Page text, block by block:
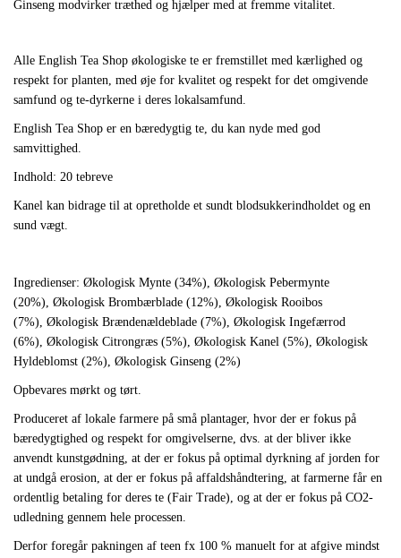
Ginseng modvirker træthed og hjælper med at fremme vitalitet.
Alle English Tea Shop økologiske te er fremstillet med kærlighed og
respekt for planten, med øje for kvalitet og respekt for det omgivende
samfund og te-dyrkerne i deres lokalsamfund.
English Tea Shop er en bæredygtig te, du kan nyde med god
samvittighed.
Indhold: 20 tebreve
Kanel kan bidrage til at opretholde et sundt blodsukkerindholdet og en
sund vægt.
Ingredienser: Økologisk Mynte (34%), Økologisk Pebermynte
(20%), Økologisk Brombærblade (12%), Økologisk Rooibos
(7%), Økologisk Brændenældeblade (7%), Økologisk Ingefærrod
(6%), Økologisk Citrongræs (5%), Økologisk Kanel (5%), Økologisk
Hyldeblomst (2%), Økologisk Ginseng (2%)
Opbevares mørkt og tørt.
Produceret af lokale farmere på små plantager, hvor der er fokus på
bæredygtighed og respekt for omgivelserne, dvs. at der bliver ikke
anvendt kunstgødning, at der er fokus på optimal dyrkning af jorden for
at undgå erosion, at der er fokus på affaldshåndtering, at farmerne får en
ordentlig betaling for deres te (Fair Trade), og at der er fokus på CO2-
udledning gennem hele processen.
Derfor foregår pakningen af teen fx 100 % manuelt for at afgive mindst